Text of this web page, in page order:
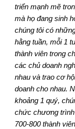
triển mạnh mẽ
mà họ đang sinh
chúng tôi có
hằng tuần, mỗi 1
thành viên trong
các chủ doanh
nhau và trao cơ
doanh cho nhau.
khoảng 1 quý,
chức chương
700-800 thành